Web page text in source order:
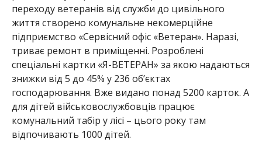
переходу ветеранів від служби до цивільного
життя створено комунальне некомерційне
підприємство «Сервісний офіс «Ветеран». Наразі,
триває ремонт в приміщенні. Розроблені
спеціальні картки «Я-ВЕТЕРАН» за якою надаються
знижки від 5 до 45% у 236 об’єктах
господарювання. Вже видано понад 5200 карток. А
для дітей військовослужбовців працює
комунальний табір у лісі – цього року там
відпочивають 1000 дітей.